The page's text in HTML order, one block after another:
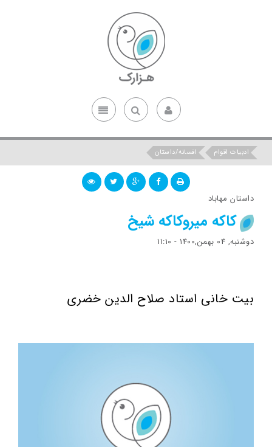
ادبیات اقوام افسانه/داستان
داستان مهاباد
کاکه میروکاکه شیخ
دوشنبه, 04 بهمن,1400 - 11:10
بیت خانی استاد صلاح الدین خضری